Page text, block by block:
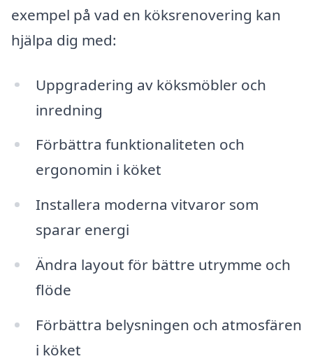
exempel på vad en köksrenovering kan
hjälpa dig med:
Uppgradering av köksmöbler och
inredning
Förbättra funktionaliteten och
ergonomin i köket
Installera moderna vitvaror som
sparar energi
Ändra layout för bättre utrymme och
flöde
Förbättra belysningen och atmosfären
i köket